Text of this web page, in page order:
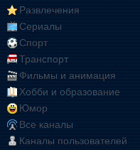
Развлечения
Сериалы
Спорт
Транспорт
Фильмы и анимация
Хобби и образование
Юмор
Все каналы
Каналы пользователей